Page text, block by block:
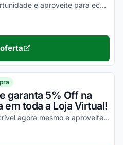
Não perca essa incrível oportunidade e aproveite para economizar nas suas compras da melhor maneira possível!
garanta 5% Off na
em toda a Loja Virtual!
Desfrute desse benefício incrível agora mesmo e aproveite para economizar na compra de todos os seus produtos com facilidade!